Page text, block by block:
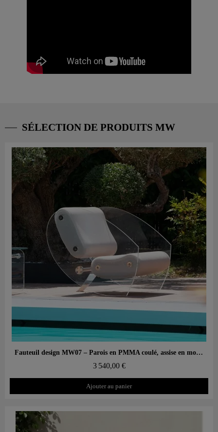
SÉLECTION DE PRODUITS MW
Aperçu rapide Fauteuil design MW07 – Parois en PMMA coulé, assise en mousse alvéolaire
3 540,00 €
Ajouter au panier